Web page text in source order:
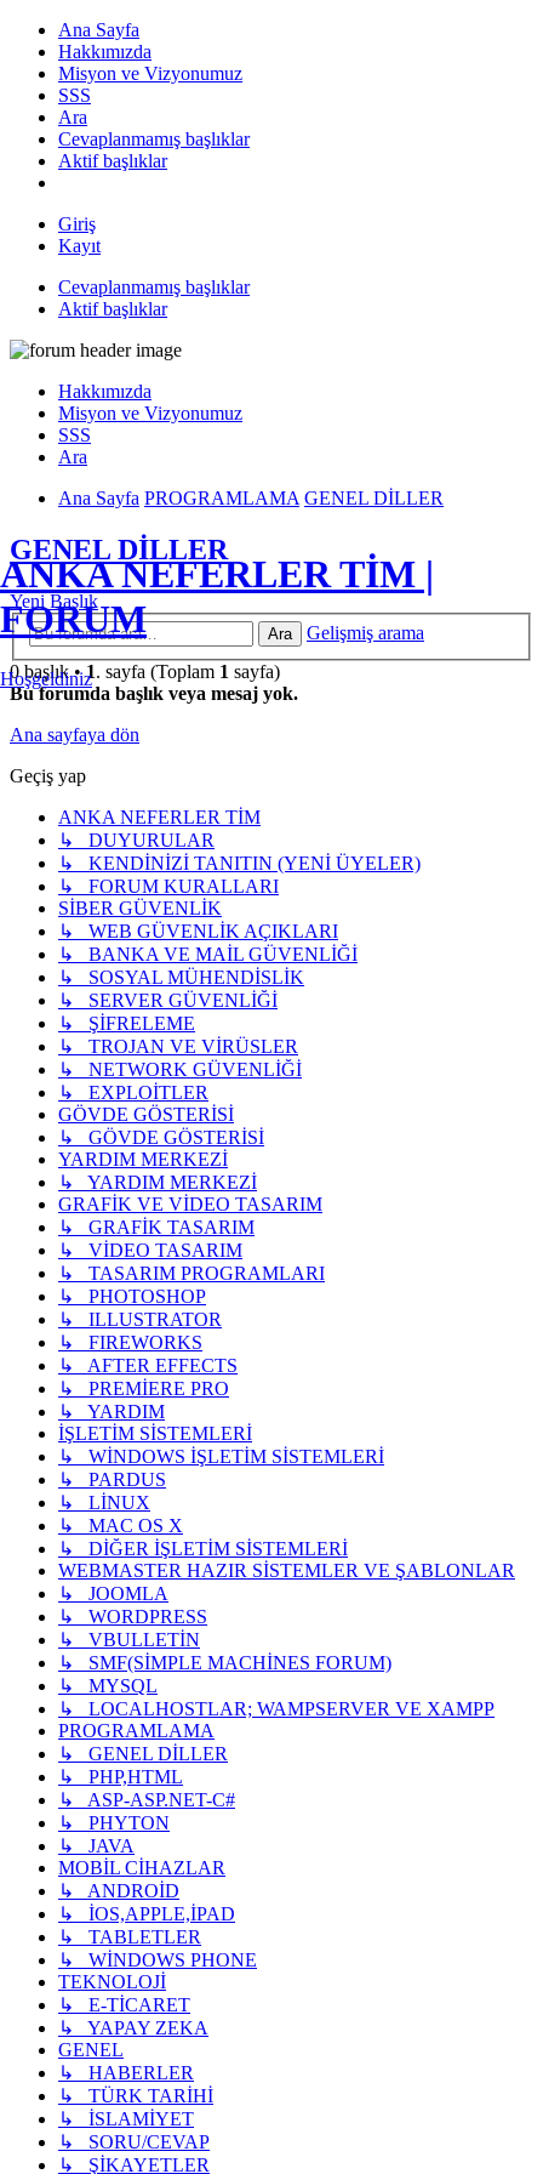
Ana Sayfa
Hakkımızda
Misyon ve Vizyonumuz
SSS
Ara
Cevaplanmamış başlıklar
Aktif başlıklar
Giriş
Kayıt
Cevaplanmamış başlıklar
Aktif başlıklar
ANKA NEFERLER TİM |
FORUM
Hoşgeldiniz
Hakkımızda
Misyon ve Vizyonumuz
SSS
Ara
Ana Sayfa PROGRAMLAMA GENEL DİLLER
GENEL DİLLER
Yeni Başlık
Ara
Gelişmiş arama
0 başlık •1. sayfa (Toplam 1 sayfa)
Bu forumda başlık veya mesaj yok.
Ana sayfaya dön
Geçiş yap
ANKA NEFERLER TİM
↳ DUYURULAR
↳ KENDİNİZİ TANITIN (YENİ ÜYELER)
↳ FORUM KURALLARI
SİBER GÜVENLİK
↳ WEB GÜVENLİK AÇIKLARI
↳ BANKA VE MAİL GÜVENLİĞİ
↳ SOSYAL MÜHENDİSLİK
↳ SERVER GÜVENLİĞİ
↳ ŞİFRELEME
↳ TROJAN VE VİRÜSLER
↳ NETWORK GÜVENLİĞİ
↳ EXPLOİTLER
GÖVDE GÖSTERİSİ
↳ GÖVDE GÖSTERİSİ
YARDIM MERKEZİ
↳ YARDIM MERKEZİ
GRAFİK VE VİDEO TASARIM
↳ GRAFİK TASARIM
↳ VİDEO TASARIM
↳ TASARIM PROGRAMLARI
↳ PHOTOSHOP
↳ ILLUSTRATOR
↳ FIREWORKS
↳ AFTER EFFECTS
↳ PREMİERE PRO
↳ YARDIM
İŞLETİM SİSTEMLERİ
↳ WİNDOWS İŞLETİM SİSTEMLERİ
↳ PARDUS
↳ LİNUX
↳ MAC OS X
↳ DİĞER İŞLETİM SİSTEMLERİ
WEBMASTER HAZIR SİSTEMLER VE ŞABLONLAR
↳ JOOMLA
↳ WORDPRESS
↳ VBULLETİN
↳ SMF(SİMPLE MACHİNES FORUM)
↳ MYSQL
↳ LOCALHOSTLAR; WAMPSERVER VE XAMPP
PROGRAMLAMA
↳ GENEL DİLLER
↳ PHP,HTML
↳ ASP-ASP.NET-C#
↳ PHYTON
↳ JAVA
MOBİL CİHAZLAR
↳ ANDROİD
↳ İOS,APPLE,İPAD
↳ TABLETLER
↳ WİNDOWS PHONE
TEKNOLOJİ
↳ E-TİCARET
↳ YAPAY ZEKA
GENEL
↳ HABERLER
↳ TÜRK TARİHİ
↳ İSLAMİYET
↳ SORU/CEVAP
↳ ŞİKAYETLER